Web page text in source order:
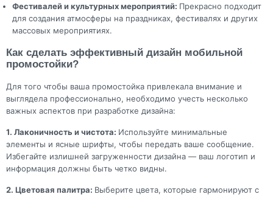
Фестивалей и культурных мероприятий: Прекрасно подходит
для создания атмосферы на праздниках, фестивалях и других
массовых мероприятиях.
Как сделать эффективный дизайн мобильной
промостойки?
Для того чтобы ваша промостойка привлекала внимание и
выглядела профессионально, необходимо учесть несколько
важных аспектов при разработке дизайна:
1. Лаконичность и чистота: Используйте минимальные
элементы и ясные шрифты, чтобы передать ваше сообщение.
Избегайте излишней загруженности дизайна — ваш логотип и
информация должны быть четко видны.
2. Цветовая палитра: Выберите цвета, которые гармонируют с